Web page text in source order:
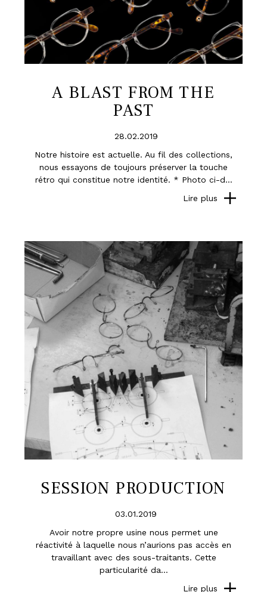
A BLAST FROM THE
PAST
28.02.2019
Notre histoire est actuelle. Au fil des collections,
nous essayons de toujours préserver la touche
rétro qui constitue notre identité. * Photo ci-d...
Lire plus
SESSION PRODUCTION
03.01.2019
Avoir notre propre usine nous permet une
réactivité à laquelle nous n’aurions pas accès en
travaillant avec des sous-traitants. Cette
particularité da...
Lire plus